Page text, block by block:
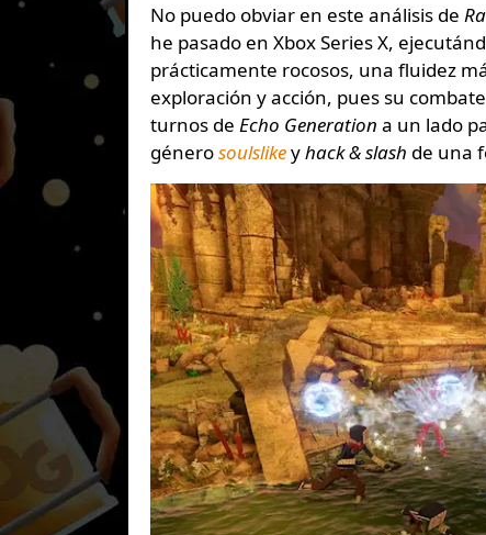
No puedo obviar en este análisis de
he pasado en Xbox Series X,
prácticamente rocosos, una fluidez
exploración y acción, pues su
turnos de Echo Generation a un lado
génerosoulslikeyhack & slash de una